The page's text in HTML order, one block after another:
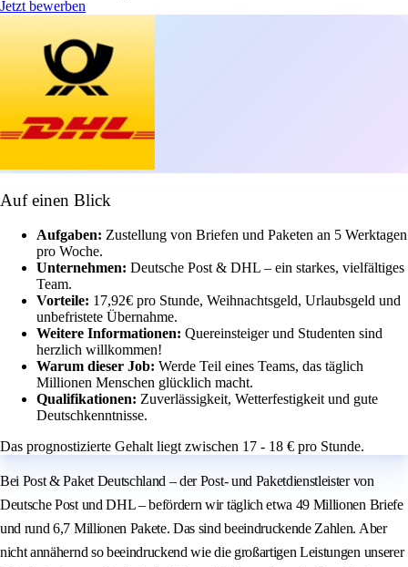
Jetzt bewerben
Auf einen Blick
Aufgaben: Zustellung von Briefen und Paketen an 5 Werktagen
pro Woche.
Unternehmen: Deutsche Post & DHL – ein starkes, vielfältiges
Team.
Vorteile: 17,92€ pro Stunde, Weihnachtsgeld, Urlaubsgeld und
unbefristete Übernahme.
Weitere Informationen: Quereinsteiger und Studenten sind
herzlich willkommen!
Warum dieser Job: Werde Teil eines Teams, das täglich
Millionen Menschen glücklich macht.
Qualifikationen: Zuverlässigkeit, Wetterfestigkeit und gute
Deutschkenntnisse.
Das prognostizierte Gehalt liegt zwischen 17 - 18 € pro Stunde.
Bei Post & Paket Deutschland – der Post- und Paketdienstleister von
Deutsche Post und DHL – befördern wir täglich etwa 49 Millionen Briefe
und rund 6,7 Millionen Pakete. Das sind beeindruckende Zahlen. Aber
nicht annähernd so beeindruckend wie die großartigen Leistungen unserer